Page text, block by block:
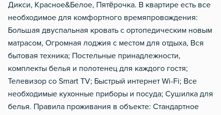
Дикси, Красное&Белое, Пятёрочка. В квартире есть все
необходимое для комфортного времяпровождения:
Большая двуспальная кровать с ортопедическим новым
матрасом, Огромная лоджия с местом для отдыха, Вся
бытовая техника; Постельные принадлежности,
комплекты белья и полотенец для каждого гостя;
Телевизор со Smart TV; Быстрый интернет Wi-Fi; Все
необходимые кухонные приборы и посуда; Сушилка для
белья. Правила проживания в объекте: Стандартное